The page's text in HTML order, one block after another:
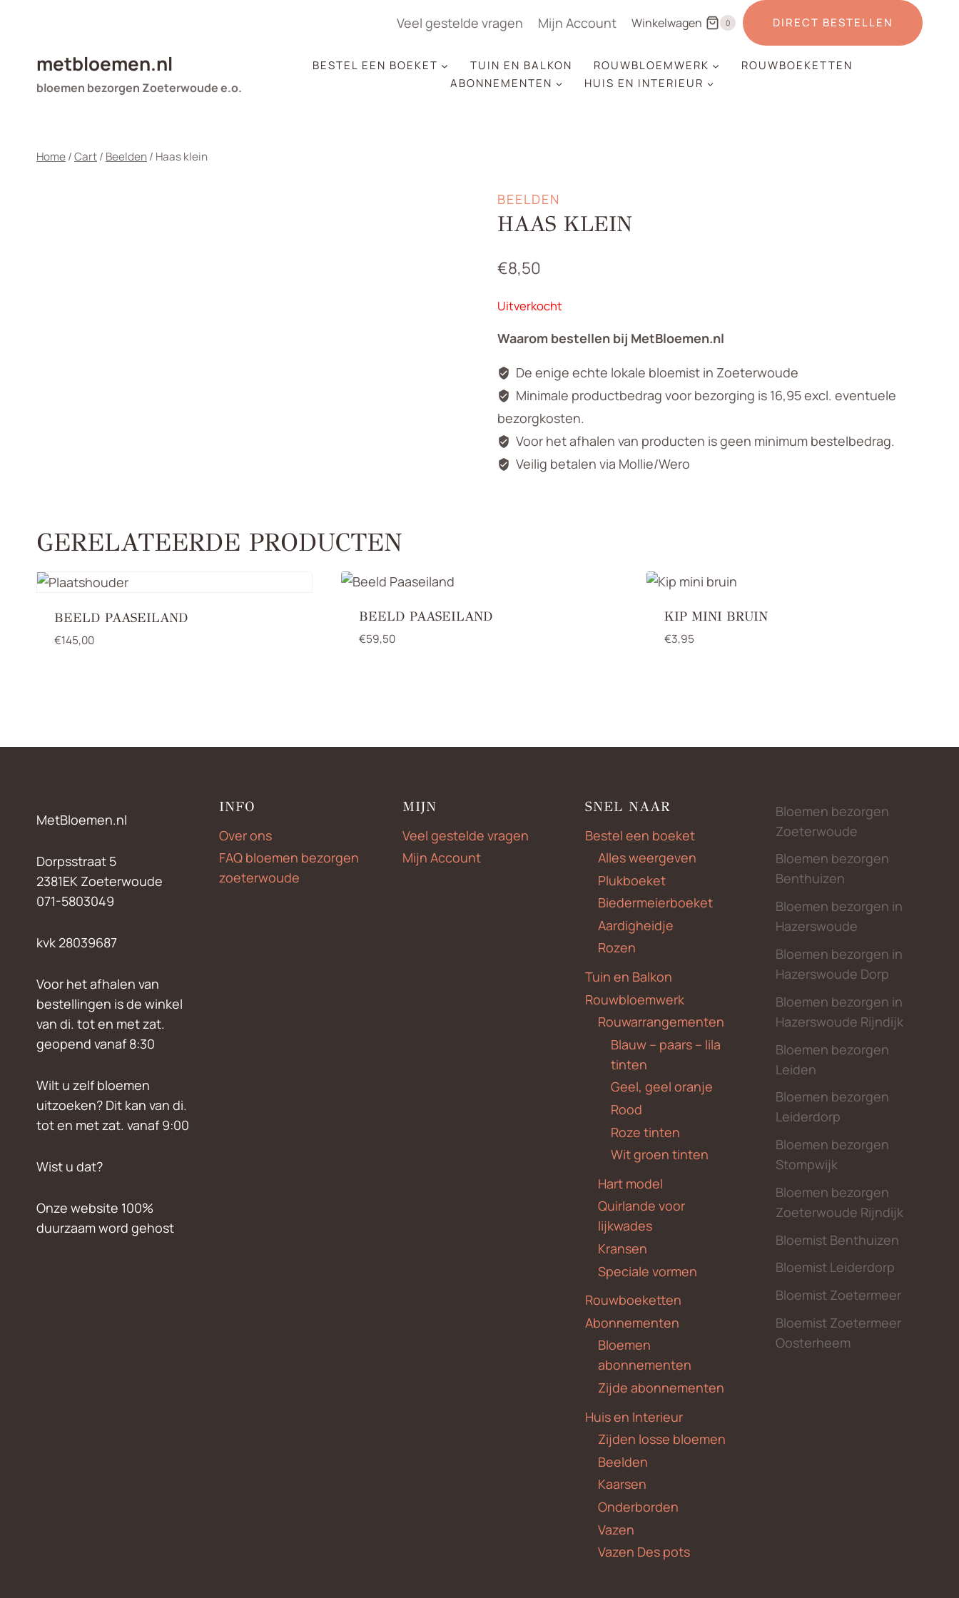
Veel gestelde vragen Mijn Account Winkelwagen 0 DIRECT BESTELLEN
metbloemen.nl
bloemen bezorgen Zoeterwoude e.o.
BESTEL EEN BOEKET TUIN EN BALKON ROUWBLOEMWERK
ROUWBOEKETTEN
ABONNEMENTEN
HUIS EN INTERIEUR
Home/Cart/ Beelden/ Haas klein
BEELDEN
HAAS KLEIN
€8,50
Uitverkocht
Waarom bestellen bij MetBloemen.nl
De enige echte lokale bloemist in Zoeterwoude
Minimale productbedrag voor bezorging is 16,95 excl. eventuele
bezorgkosten.
Voor het afhalen van producten is geen minimum bestelbedrag.
Veilig betalen via Mollie/Wero
GERELATEERDE PRODUCTEN
BEELD PAASEILAND
€145,00
BEELD PAASEILAND
€59,50
KIP MINI BRUIN
€3,95
MetBloemen.nl
Dorpsstraat 5
2381EK Zoeterwoude
071-5803049
kvk 28039687
Voor het afhalen van
bestellingen is de winkel
van di. tot en met zat.
geopend vanaf 8:30
Wilt u zelf bloemen
uitzoeken? Dit kan van di.
tot en met zat. vanaf 9:00
Wist u dat?
Onze website 100%
duurzaam word gehost
INFO
Over ons
FAQ bloemen bezorgen
zoeterwoude
MIJN
Veel gestelde vragen
Mijn Account
SNEL NAAR
Bestel een boeket
Alles weergeven
Plukboeket
Biedermeierboeket
Aardigheidje
Rozen
Tuin en Balkon
Rouwbloemwerk
Rouwarrangementen
Blauw – paars – lila
tinten
Geel, geel oranje
Rood
Roze tinten
Wit groen tinten
Hart model
Quirlande voor
lijkwades
Kransen
Speciale vormen
Rouwboeketten
Abonnementen
Bloemen
abonnementen
Zijde abonnementen
Huis en Interieur
Zijden losse bloemen
Beelden
Kaarsen
Onderborden
Vazen
Vazen Des pots
Bloemen bezorgen
Zoeterwoude
Bloemen bezorgen
Benthuizen
Bloemen bezorgen in
Hazerswoude
Bloemen bezorgen in
Hazerswoude Dorp
Bloemen bezorgen in
Hazerswoude Rijndijk
Bloemen bezorgen
Leiden
Bloemen bezorgen
Leiderdorp
Bloemen bezorgen
Stompwijk
Bloemen bezorgen
Zoeterwoude Rijndijk
Bloemist Benthuizen
Bloemist Leiderdorp
Bloemist Zoetermeer
Bloemist Zoetermeer
Oosterheem